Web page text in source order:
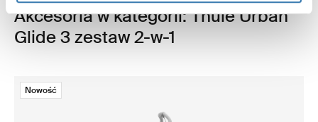
Akcesoria w kategorii: Thule Urban
Glide 3 zestaw 2-w-1
Nowość